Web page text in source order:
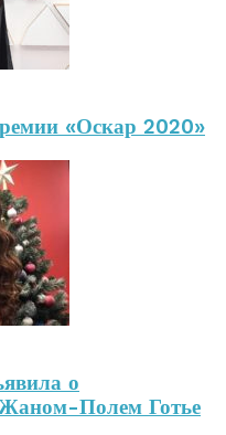
«Оскар 2020»
о
Жаном-Полем Готье